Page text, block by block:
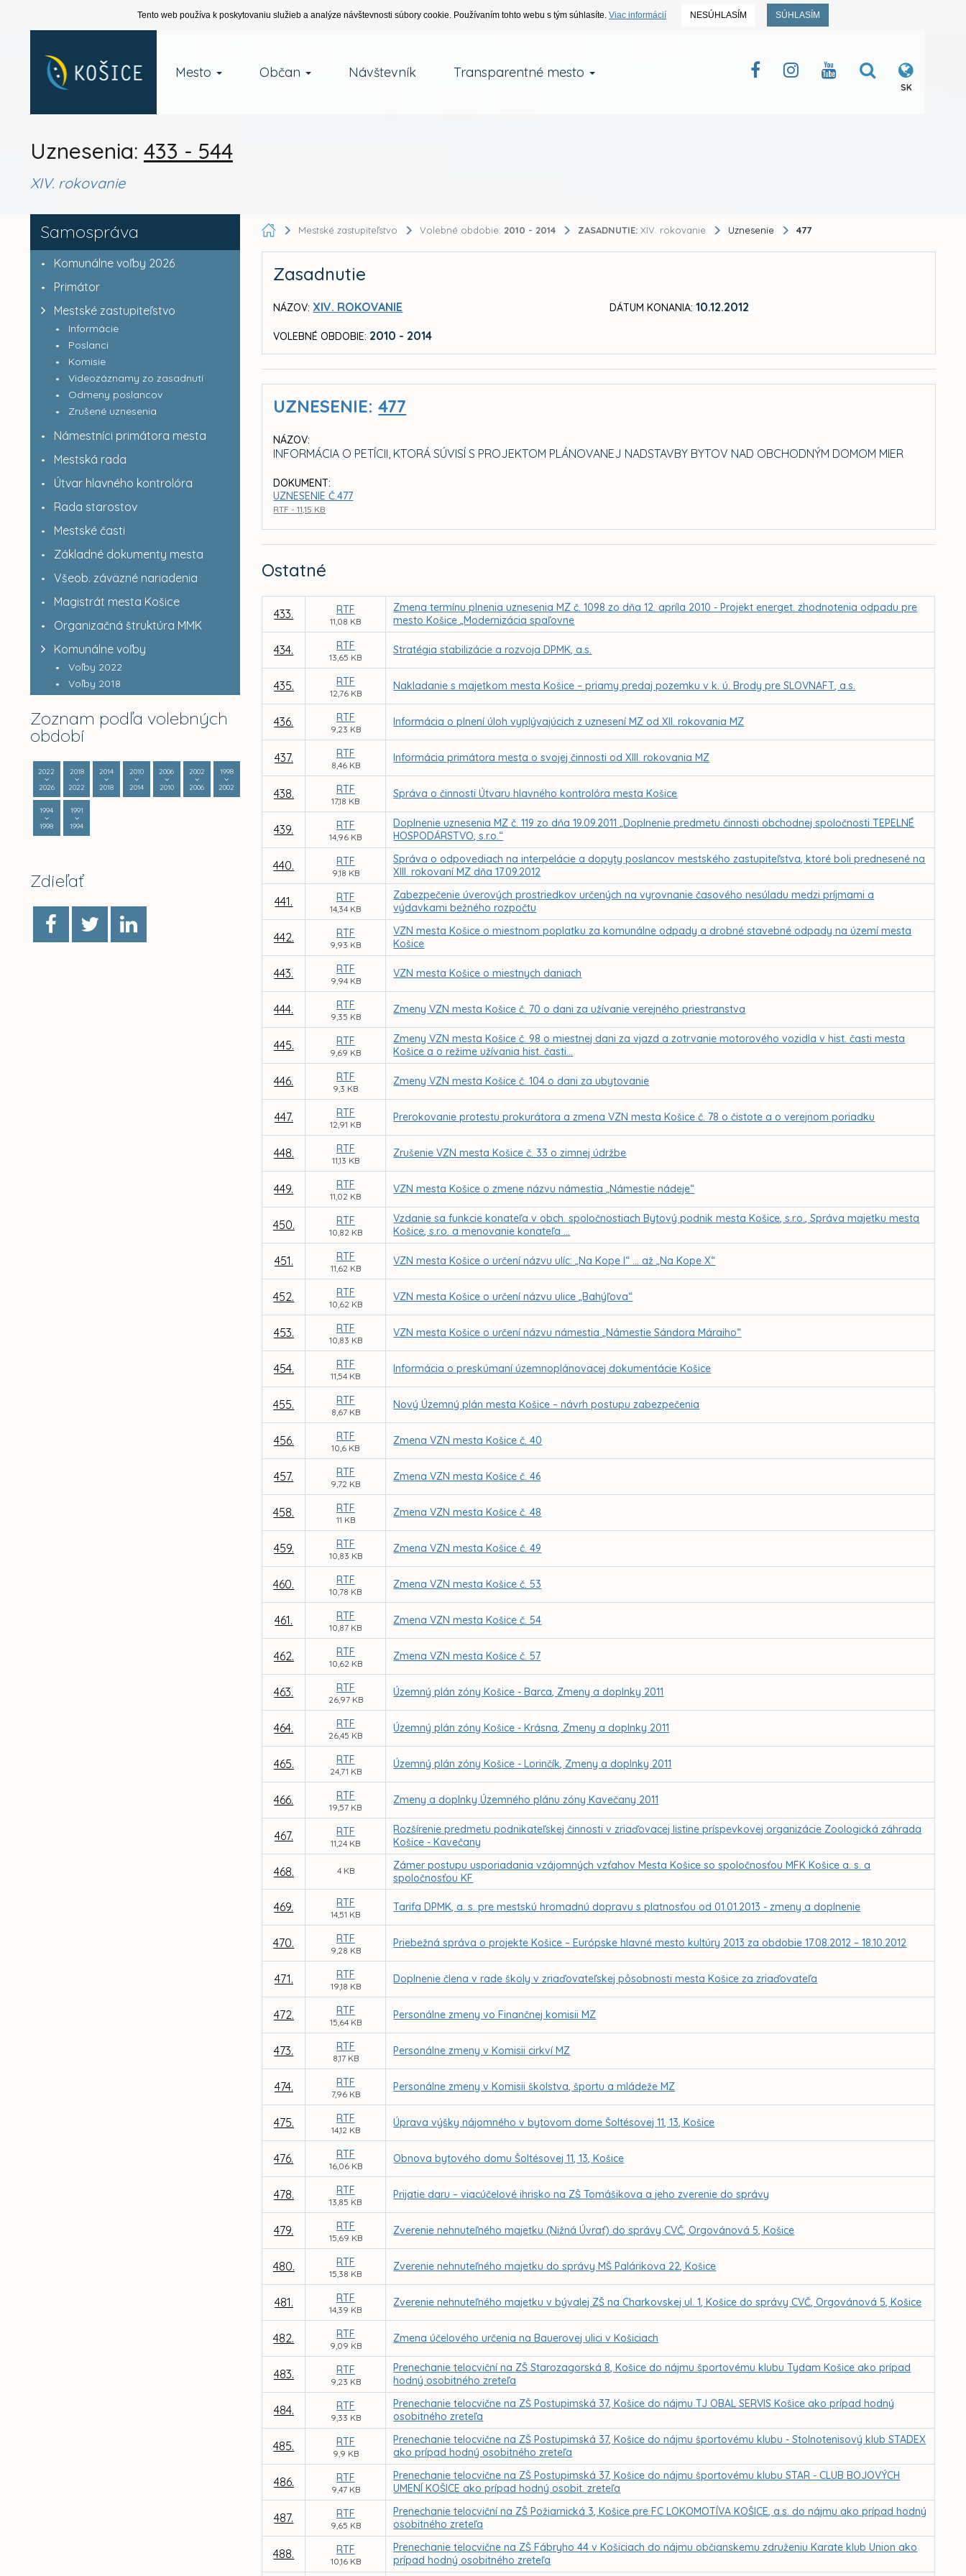
Tento web používa k poskytovaniu služieb a analýze návštevnosti súbory cookie. Používaním tohto webu s tým súhlasíte. Viac informácií NESÚHLASÍM SÚHLASÍM
Mesto Občan Návštevník Transparentné mesto
SK
Uznesenia: 433 - 544
XIV. rokovanie
Samospráva
Komunálne voľby 2026
Primátor
Mestské zastupiteľstvo
Informácie
Poslanci
Komisie
Videozáznamy zo zasadnutí
Odmeny poslancov
Zrušené uznesenia
Námestníci primátora mesta
Mestská rada
Útvar hlavného kontrolóra
Rada starostov
Mestské časti
Základné dokumenty mesta
Všeob. záväzné nariadenia
Magistrát mesta Košice
Organizačná štruktúra MMK
Komunálne voľby
Voľby 2022
Voľby 2018
Zoznam podľa volebných
období
2022
2026
2018
2022
2014
2018
2010
2014
2006
2010
2002
2006
1998
2002
1994
1998
1991
1994
Zdieľať
Mestské zastupiteľstvo Volebné obdobie: 2010 - 2014 ZASADNUTIE: XIV. rokovanie Uznesenie 477
Zasadnutie
NÁZOV: XIV. ROKOVANIE
VOLEBNÉ OBDOBIE: 2010 - 2014
DÁTUM KONANIA: 10.12.2012
UZNESENIE:477
NÁZOV:
INFORMÁCIA O PETÍCII, KTORÁ SÚVISÍ S PROJEKTOM PLÁNOVANEJ NADSTAVBY BYTOV NAD OBCHODNÝM DOMOM MIER
DOKUMENT:
UZNESENIE Č.477
RTF - 11,15 KB
Ostatné
433. RTF
11,08 KB
Zmena termínu plnenia uznesenia MZ č. 1098 zo dňa 12. apríla 2010 - Projekt energet. zhodnotenia odpadu pre
mesto Košice „Modernizácia spaľovne
434. RTF
13,65 KB
Stratégia stabilizácie a rozvoja DPMK, a.s.
435. RTF
12,76 KB
Nakladanie s majetkom mesta Košice – priamy predaj pozemku v k. ú. Brody pre SLOVNAFT, a.s.
436. RTF
9,23 KB
Informácia o plnení úloh vyplývajúcich z uznesení MZ od XII. rokovania MZ
437. RTF
8,46 KB
Informácia primátora mesta o svojej činnosti od XIII. rokovania MZ
438. RTF
17,18 KB
Správa o činnosti Útvaru hlavného kontrolóra mesta Košice
439. RTF
14,96 KB
Doplnenie uznesenia MZ č. 119 zo dňa 19.09.2011 „Doplnenie predmetu činnosti obchodnej spoločnosti TEPELNÉ
HOSPODÁRSTVO, s.r.o.“
440. RTF
9,18 KB
Správa o odpovediach na interpelácie a dopyty poslancov mestského zastupiteľstva, ktoré boli prednesené na
XIII. rokovaní MZ dňa 17.09.2012
441. RTF
14,34 KB
Zabezpečenie úverových prostriedkov určených na vyrovnanie časového nesúladu medzi príjmami a
výdavkami bežného rozpočtu
442. RTF
9,93 KB
VZN mesta Košice o miestnom poplatku za komunálne odpady a drobné stavebné odpady na území mesta
Košice
443. RTF
9,94 KB
VZN mesta Košice o miestnych daniach
444. RTF
9,35 KB
Zmeny VZN mesta Košice č. 70 o dani za užívanie verejného priestranstva
445. RTF
9,69 KB
Zmeny VZN mesta Košice č. 98 o miestnej dani za vjazd a zotrvanie motorového vozidla v hist. časti mesta
Košice a o režime užívania hist. časti...
446. RTF
9,3 KB
Zmeny VZN mesta Košice č. 104 o dani za ubytovanie
447. RTF
12,91 KB
Prerokovanie protestu prokurátora a zmena VZN mesta Košice č. 78 o čistote a o verejnom poriadku
448. RTF
11,13 KB
Zrušenie VZN mesta Košice č. 33 o zimnej údržbe
449. RTF
11,02 KB
VZN mesta Košice o zmene názvu námestia „Námestie nádeje“
450. RTF
10,82 KB
Vzdanie sa funkcie konateľa v obch. spoločnostiach Bytový podnik mesta Košice, s.r.o., Správa majetku mesta
Košice, s.r.o. a menovanie konateľa ...
451. RTF
11,62 KB
VZN mesta Košice o určení názvu ulíc: „Na Kope I“ ... až „Na Kope X“
452. RTF
10,62 KB
VZN mesta Košice o určení názvu ulice „Bahýľova“
453. RTF
10,83 KB
VZN mesta Košice o určení názvu námestia „Námestie Sándora Máraiho“
454. RTF
11,54 KB
Informácia o preskúmaní územnoplánovacej dokumentácie Košice
455. RTF
8,67 KB
Nový Územný plán mesta Košice – návrh postupu zabezpečenia
456. RTF
10,6 KB
Zmena VZN mesta Košice č. 40
457. RTF
9,72 KB
Zmena VZN mesta Košice č. 46
458. RTF
11 KB
Zmena VZN mesta Košice č. 48
459. RTF
10,83 KB
Zmena VZN mesta Košice č. 49
460. RTF
10,78 KB
Zmena VZN mesta Košice č. 53
461. RTF
10,87 KB
Zmena VZN mesta Košice č. 54
462. RTF
10,62 KB
Zmena VZN mesta Košice č. 57
463. RTF
26,97 KB
Územný plán zóny Košice - Barca, Zmeny a doplnky 2011
464. RTF
26,45 KB
Územný plán zóny Košice - Krásna, Zmeny a doplnky 2011
465. RTF
24,71 KB
Územný plán zóny Košice - Lorinčík, Zmeny a doplnky 2011
466. RTF
19,57 KB
Zmeny a doplnky Územného plánu zóny Kavečany 2011
467. RTF
11,24 KB
Rozšírenie predmetu podnikateľskej činnosti v zriaďovacej listine príspevkovej organizácie Zoologická záhrada
Košice - Kavečany
468. 4 KB
Zámer postupu usporiadania vzájomných vzťahov Mesta Košice so spoločnosťou MFK Košice a. s. a
spoločnosťou KF
469. RTF
14,51 KB
Tarifa DPMK, a. s. pre mestskú hromadnú dopravu s platnosťou od 01.01.2013 - zmeny a doplnenie
470. RTF
9,28 KB
Priebežná správa o projekte Košice – Európske hlavné mesto kultúry 2013 za obdobie 17.08.2012 – 18.10.2012
471. RTF
19,18 KB
Doplnenie člena v rade školy v zriaďovateľskej pôsobnosti mesta Košice za zriaďovateľa
472. RTF
15,64 KB
Personálne zmeny vo Finančnej komisii MZ
473. RTF
8,17 KB
Personálne zmeny v Komisii cirkví MZ
474. RTF
7,96 KB
Personálne zmeny v Komisii školstva, športu a mládeže MZ
475. RTF
14,12 KB
Úprava výšky nájomného v bytovom dome Šoltésovej 11, 13, Košice
476. RTF
16,06 KB
Obnova bytového domu Šoltésovej 11, 13, Košice
478. RTF
13,85 KB
Prijatie daru – viacúčelové ihrisko na ZŠ Tomášikova a jeho zverenie do správy
479. RTF
15,69 KB
Zverenie nehnuteľného majetku (Nižná Úvrať) do správy CVČ, Orgovánová 5, Košice
480. RTF
15,38 KB
Zverenie nehnuteľného majetku do správy MŠ Palárikova 22, Košice
481. RTF
14,39 KB
Zverenie nehnuteľného majetku v bývalej ZŠ na Charkovskej ul. 1, Košice do správy CVČ, Orgovánová 5, Košice
482. RTF
9,09 KB
Zmena účelového určenia na Bauerovej ulici v Košiciach
483. RTF
9,23 KB
Prenechanie telocviční na ZŠ Starozagorská 8, Košice do nájmu športovému klubu Tydam Košice ako prípad
hodný osobitného zreteľa
484. RTF
9,33 KB
Prenechanie telocvične na ZŠ Postupimská 37, Košice do nájmu TJ OBAL SERVIS Košice ako prípad hodný
osobitného zreteľa
485. RTF
9,9 KB
Prenechanie telocvične na ZŠ Postupimská 37, Košice do nájmu športovému klubu - Stolnotenisový klub STADEX
ako prípad hodný osobitného zreteľa
486. RTF
9,47 KB
Prenechanie telocvične na ZŠ Postupimská 37, Košice do nájmu športovému klubu STAR - CLUB BOJOVÝCH
UMENÍ KOŠICE ako prípad hodný osobit. zreteľa
487. RTF
9,65 KB
Prenechanie telocviční na ZŠ Požiarnická 3, Košice pre FC LOKOMOTÍVA KOŠICE, a.s. do nájmu ako prípad hodný
osobitného zreteľa
488. RTF
10,16 KB
Prenechanie telocvične na ZŠ Fábryho 44 v Košiciach do nájmu občianskemu združeniu Karate klub Union ako
prípad hodný osobitného zreteľa